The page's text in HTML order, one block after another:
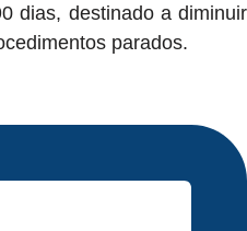
dias, destinado a diminuir
parados.